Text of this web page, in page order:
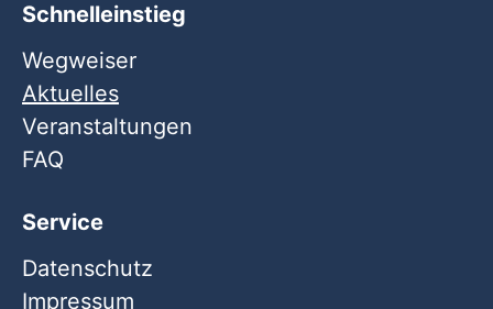
Schnelleinstieg
Wegweiser
Aktuelles
Veranstaltungen
FAQ
Service
Datenschutz
Impressum